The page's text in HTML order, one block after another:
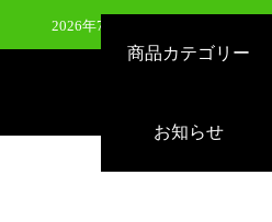
2026年7月28日（火）新発売：
2026年6月24日（水）新発売：LEDサー
2026年8月3日（月）新発売：
商品カテゴリー
お知らせ